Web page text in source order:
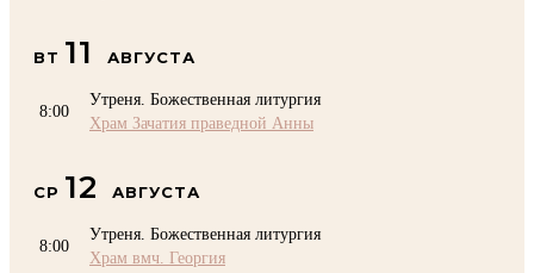
ВТ 11 АВГУСТА
8:00
Утреня. Божественная литургия
Храм Зачатия праведной Анны
СР 12 АВГУСТА
8:00
Утреня. Божественная литургия
Храм вмч. Георгия